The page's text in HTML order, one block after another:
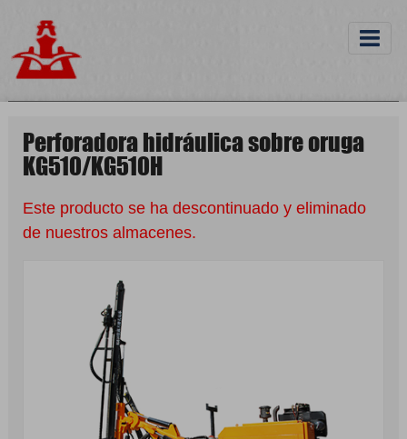
Perforadora hidráulica sobre oruga
KG510/KG510H
Este producto se ha descontinuado y eliminado
de nuestros almacenes.